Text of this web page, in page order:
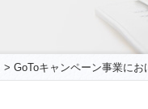
> GoToキャンペーン事業に